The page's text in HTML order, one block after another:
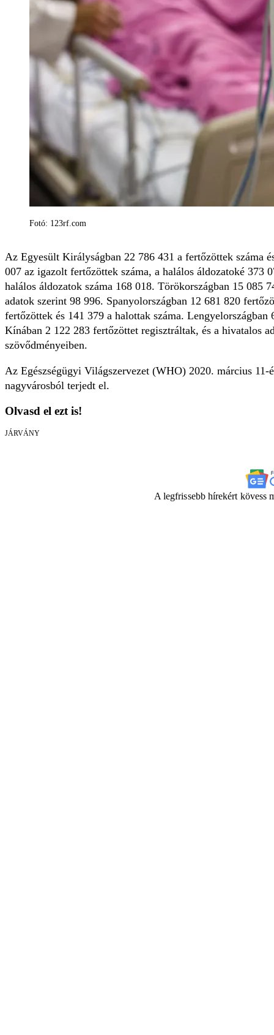
Fotó: 123rf.com
Az Egyesült Királyságban 22 786 431 a fertőzöttek száma
007 az igazolt fertőzöttek száma, a halálos áldozatoké 373
halálos áldozatok száma 168 018. Törökországban 15 085
adatok szerint 98 996. Spanyolországban 12 681 820 fertő
fertőzöttek és 141 379 a halottak száma. Lengyelországban
Kínában 2 122 283 fertőzöttet regisztráltak, és a hivatalos
szövődményeiben.
Az Egészségügyi Világszervezet (WHO) 2020. március
nagyvárosból terjedt el.
Olvasd el ezt is!
JÁRVÁNY
A legfrissebb hírekért kövess